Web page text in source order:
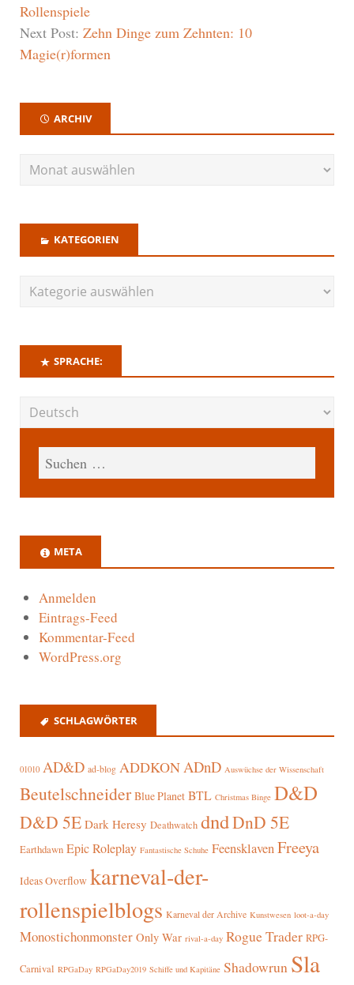
Rollenspiele
Next Post: Zehn Dinge zum Zehnten: 10
Magie(r)formen
ARCHIV
KATEGORIEN
SPRACHE:
META
Anmelden
Eintrags-Feed
Kommentar-Feed
WordPress.org
SCHLAGWÖRTER
01010 AD&D ad-blog ADDKONADnD Auswüchse der Wissenschaft
Beutelschneider Blue Planet BTL Christmas Binge D&D
D&D 5E Dark Heresy Deathwatch dndDnD 5E
Earthdawn Epic Roleplay Fantastische Schuhe FeensklavenFreeya
Ideas Overflow karneval-der-
rollenspielblogs Karneval der Archive Kunstwesen loot-a-day
Monostichonmonster Only War rival-a-day Rogue Trader RPG-
Carnival RPGaDay RPGaDay2019 Schiffe und Kapitäne Shadowrun Sla